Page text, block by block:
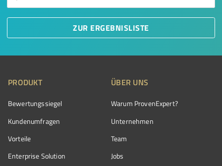
ZUR ERGEBNISLISTE
PRODUKT
Bewertungssiegel
Kundenumfragen
Vorteile
Enterprise Solution
ÜBER UNS
Warum ProvenExpert?
Unternehmen
Team
Jobs